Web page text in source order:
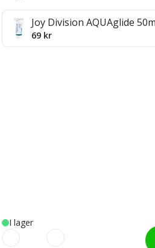
Joy Division AQUAglide
69 kr
I lager